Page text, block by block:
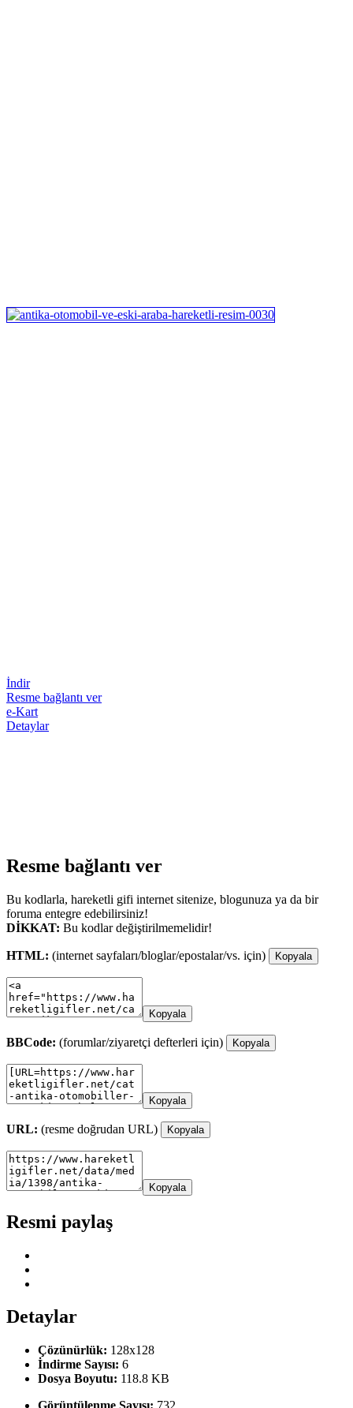
İndir
Resme bağlantı ver
e-Kart
Detaylar
Resme bağlantı ver
Bu kodlarla, hareketli gifi internet sitenize, blogunuza ya da bir
foruma entegre edebilirsiniz!
DİKKAT: Bu kodlar değiştirilmemelidir!
HTML: (internet sayfaları/bloglar/epostalar/vs. için) Kopyala
Kopyala
BBCode: (forumlar/ziyaretçi defterleri için) Kopyala
Kopyala
URL: (resme doğrudan URL) Kopyala
Kopyala
Resmi paylaş
Detaylar
Çözünürlük: 128x128
İndirme Sayısı: 6
Dosya Boyutu: 118.8 KB